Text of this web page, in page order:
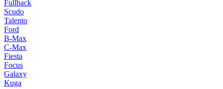
Fullback
Scudo
Talento
Ford
B-Max
C-Max
Fiesta
Focus
Galaxy
Kuga